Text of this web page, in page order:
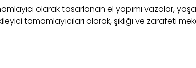
olarak tasarlanan el yapımı vazolar,
tamamlayıcıları olarak, şıklığı ve zarafeti